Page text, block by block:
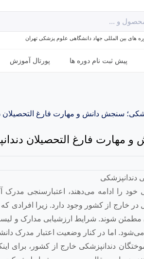
های بین المللی جهاد دانشگاهی علوم پزشکی تهران
پیش ثبت نام دوره ها پورتال آموزش
سنجش دانش و مهارت فارغ التحصیلان
فارغ التحصیلان
را ادامه می‌دهند، اعتبارسنجی مدرک
خارج از کشور وجود دارد. زیرا افرادی
مطمئن شوند. شرایط ارزشیابی مدارک و
اما در کنار وضعیت اعتبار مدرک
دندانپزشکی خارج از کشور، برای اینکه